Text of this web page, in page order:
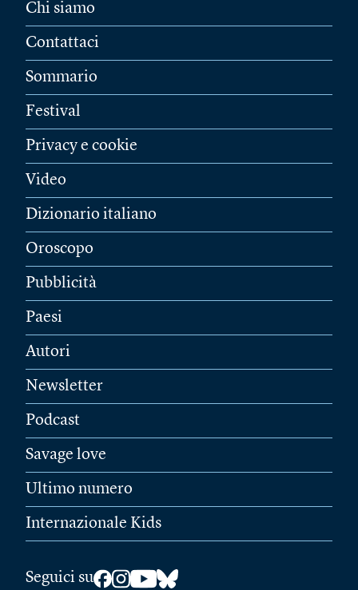
Chi siamo
Contattaci
Sommario
Festival
Privacy e cookie
Video
Dizionario italiano
Oroscopo
Pubblicità
Paesi
Autori
Newsletter
Podcast
Savage love
Ultimo numero
Internazionale Kids
Seguici su